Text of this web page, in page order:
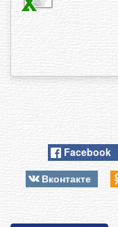
Facebook
Вконтакте